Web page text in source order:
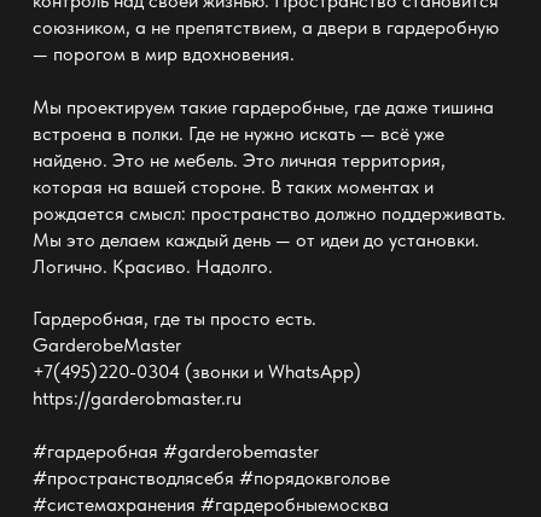
союзником, а не препятствием, а двери в гардеробную
— порогом в мир вдохновения.
Мы проектируем такие гардеробные, где даже тишина
встроена в полки. Где не нужно искать — всё уже
найдено. Это не мебель. Это личная территория,
которая на вашей стороне. В таких моментах и
рождается смысл: пространство должно поддерживать.
Мы это делаем каждый день — от идеи до установки.
Логично. Красиво. Надолго.
Гардеробная, где ты просто есть.
GarderobeMaster
+7(495)220-0304 (звонки и WhatsApp)
https://garderobmaster.ru
#гардеробная #garderobemaster
#пространстводлясебя #порядоквголове
#системахранения #гардеробныемосква